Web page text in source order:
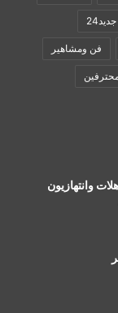
جديد24
فن ومشاهير
وانتهازيون